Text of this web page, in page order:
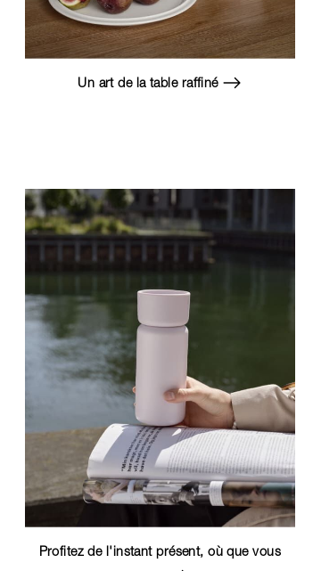
Un art de la table raffiné
Profitez de l'instant présent, où que vous